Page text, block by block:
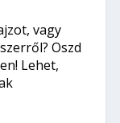
vagy
Oszd
Lehet,